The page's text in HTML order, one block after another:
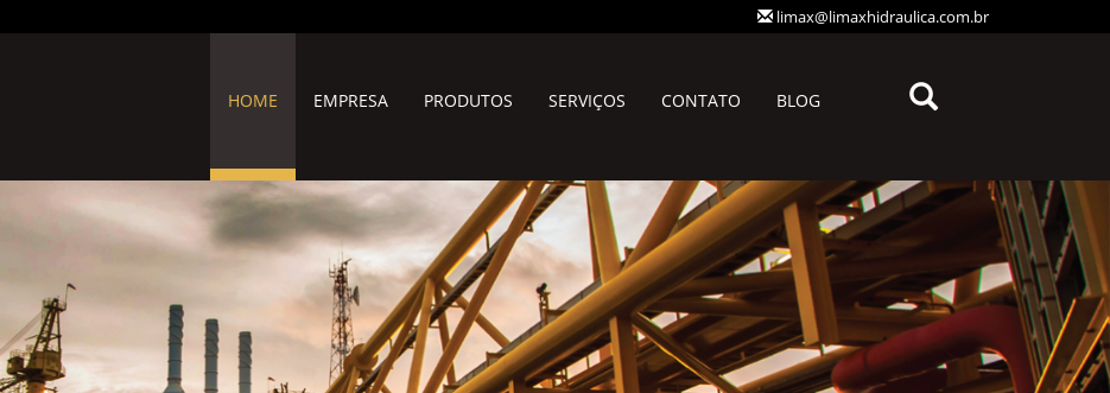
limax@limaxhidraulica.com.br
HOME EMPRESA PRODUTOS SERVIÇOS CONTATO BLOG